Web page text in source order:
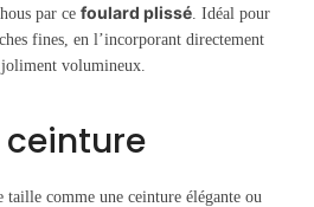
par ce foulard plissé . Idéal pour
fines, en l’incorporant directement
volumineux.
ceinture
comme une ceinture élégante ou